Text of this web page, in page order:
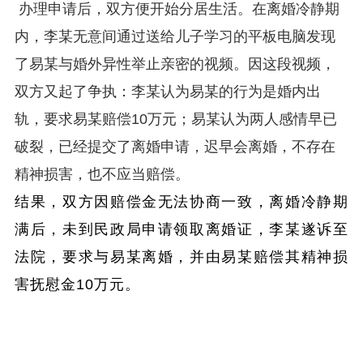
办理申请后，双方便开始分居生活。在离婚冷静期
内，李某无意间通过送给儿子学习的平板电脑发现
了易某与婚外异性举止亲密的视频。因这段视频，
双方又起了争执：李某认为易某的行为是婚内出
轨，要求易某赔偿10万元；易某认为两人感情早已
破裂，已经提交了离婚申请，迟早会离婚，不存在
精神损害，也不应当赔偿。
结果，双方因赔偿金无法协商一致，离婚冷静期
满后，未到民政局申请领取离婚证，李某遂诉至
法院，要求与易某离婚，并由易某赔偿其精神损
害抚慰金10万元。